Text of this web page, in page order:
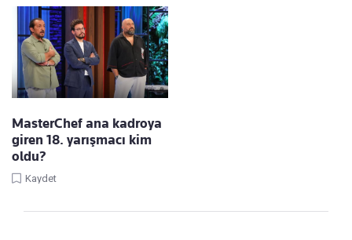
MasterChef ana kadroya
giren 18. yarışmacı kim
oldu?
Kaydet